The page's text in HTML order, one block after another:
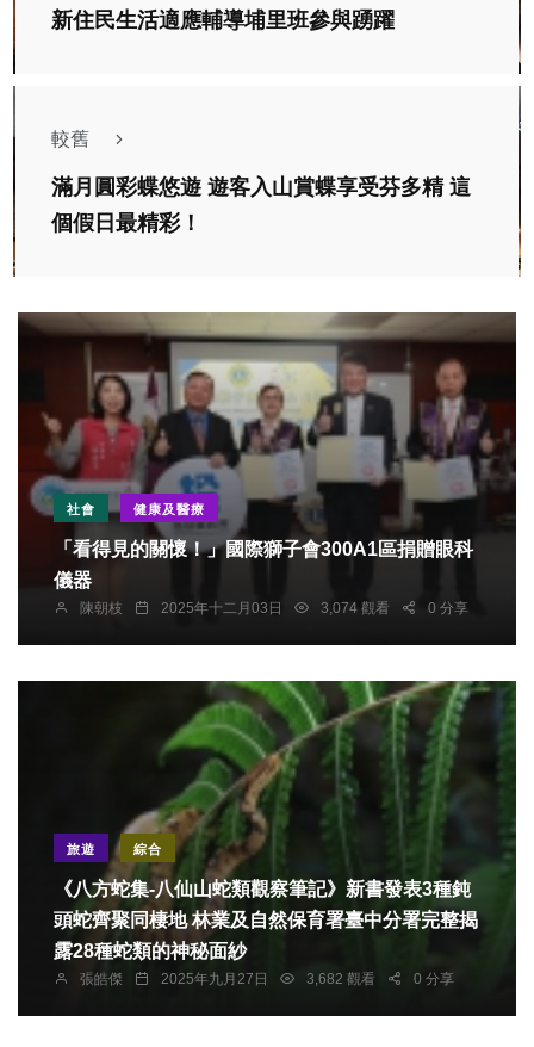
新住民生活適應輔導埔里班參與踴躍
較舊
滿月圓彩蝶悠遊 遊客入山賞蝶享受芬多精 這
個假日最精彩！
社會 健康及醫療
「看得見的關懷！」國際獅子會300A1區捐贈眼科
儀器
陳朝枝 2025年十二月03日 3,074 觀看 0 分享
旅遊 綜合
《八方蛇集-八仙山蛇類觀察筆記》新書發表3種鈍
頭蛇齊聚同棲地 林業及自然保育署臺中分署完整揭
露28種蛇類的神秘面紗
張皓傑 2025年九月27日 3,682 觀看 0 分享